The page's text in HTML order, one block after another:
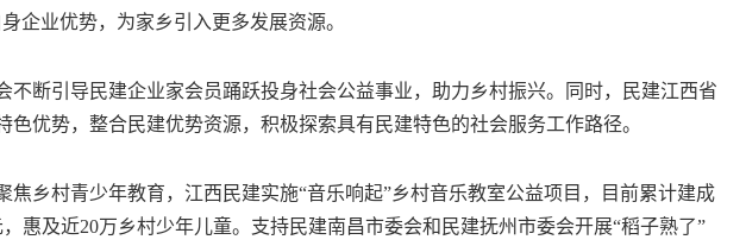
企业优势，为家乡引入更多发展资源。
断引导民建企业家会员踊跃投身社会公益事业，助力乡村振兴。同时，民建江西省
色优势，整合民建优势资源，积极探索具有民建特色的社会服务工作路径。
乡村青少年教育，江西民建实施“音乐响起”乡村音乐教室公益项目，目前累计建成
惠及近20万乡村少年儿童。支持民建南昌市委会和民建抚州市委会开展“稻子熟了”